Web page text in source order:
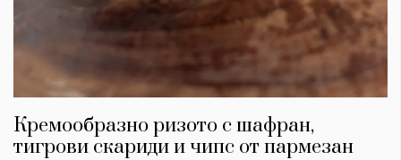
Кремообразно ризото с шафран,
тигрови скариди и чипс от пармезан